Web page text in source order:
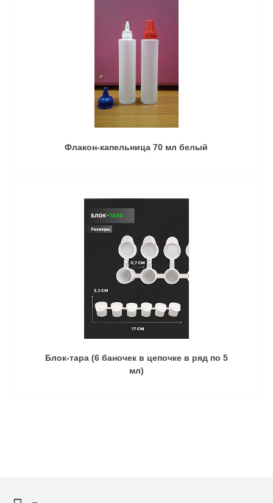
Флакон-капельница 70 мл белый
Блок-тара (6 баночек в цепочке в ряд по 5
мл)